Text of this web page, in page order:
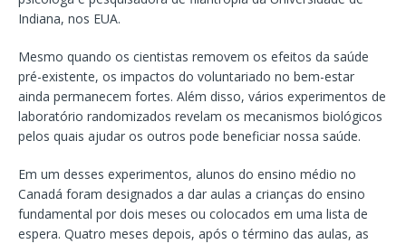
Indiana, nos EUA.
Mesmo quando os cientistas removem os efeitos da saúde
pré-existente, os impactos do voluntariado no bem-estar
ainda permanecem fortes. Além disso, vários experimentos de
laboratório randomizados revelam os mecanismos biológicos
pelos quais ajudar os outros pode beneficiar nossa saúde.
Em um desses experimentos, alunos do ensino médio no
Canadá foram designados a dar aulas a crianças do ensino
fundamental por dois meses ou colocados em uma lista de
espera. Quatro meses depois, após o término das aulas, as